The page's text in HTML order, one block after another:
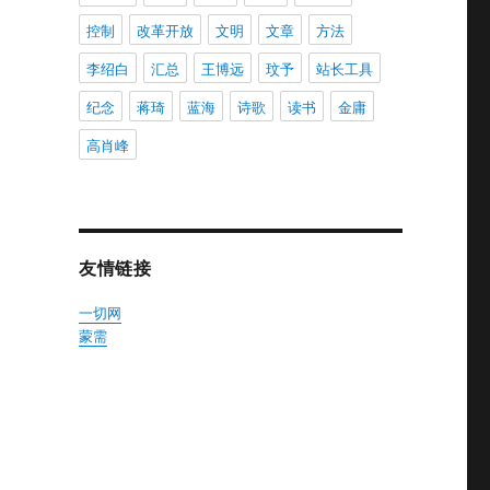
控制
改革开放 文明 文章
方法
李绍白
汇总 王博远 玟予
站长工具
纪念
蒋琦 蓝海 诗歌 读书
金庸
高肖峰
友情链接
一切网
蒙需